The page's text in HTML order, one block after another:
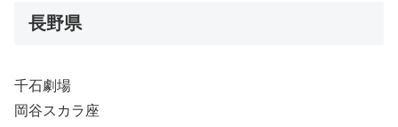
長野県
千石劇場
岡谷スカラ座